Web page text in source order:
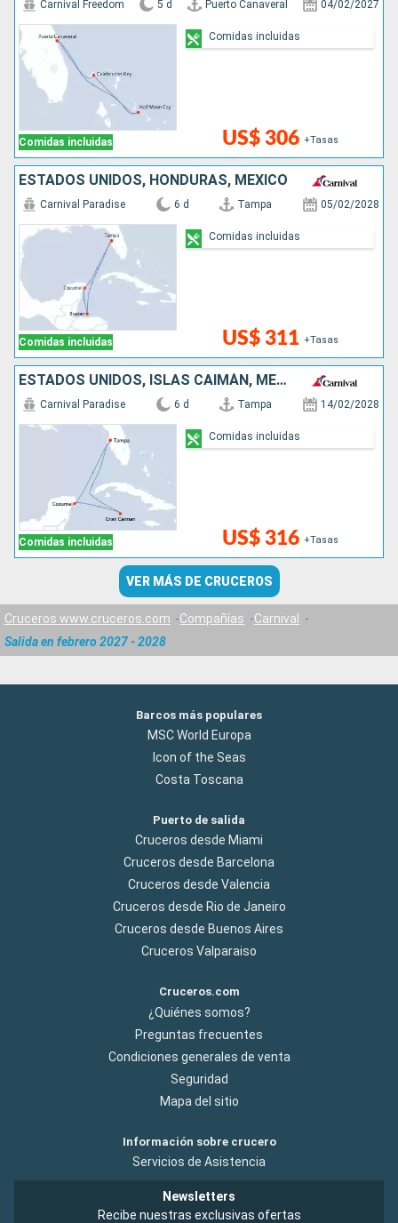
Comidas incluidas
Carnival Freedom 5 d Puerto Canaveral 04/02/2027
US$ 306 +Tasas
Comidas incluidas
ESTADOS UNIDOS, HONDURAS, MÉXICO
Comidas incluidas
Carnival Paradise 6 d Tampa 05/02/2028
US$ 311 +Tasas
Comidas incluidas
ESTADOS UNIDOS, ISLAS CAIMÁN, MÉXICO
Comidas incluidas
Carnival Paradise 6 d Tampa 14/02/2028
US$ 316 +Tasas
Comidas incluidas
VER MÁS DE CRUCEROS
Cruceros www.cruceros.com Compañías
Carnival
Salida en febrero 2027 - 2028
Barcos más populares
MSC World Europa
Icon of the Seas
Costa Toscana
Puerto de salida
Cruceros desde Miami
Cruceros desde Barcelona
Cruceros desde Valencia
Cruceros desde Rio de Janeiro
Cruceros desde Buenos Aires
Cruceros Valparaiso
Cruceros.com
¿Quiénes somos?
Preguntas frecuentes
Condiciones generales de venta
Seguridad
Mapa del sitio
Información sobre crucero
Servicios de Asistencia
Newsletters
Recibe nuestras exclusivas ofertas